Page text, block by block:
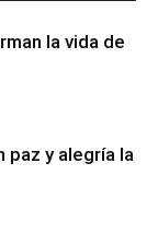
la vida de
paz y alegría la